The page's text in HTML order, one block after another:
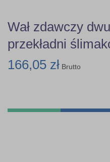
Wał zdawczy
przekładni
166,05 zł Brutto